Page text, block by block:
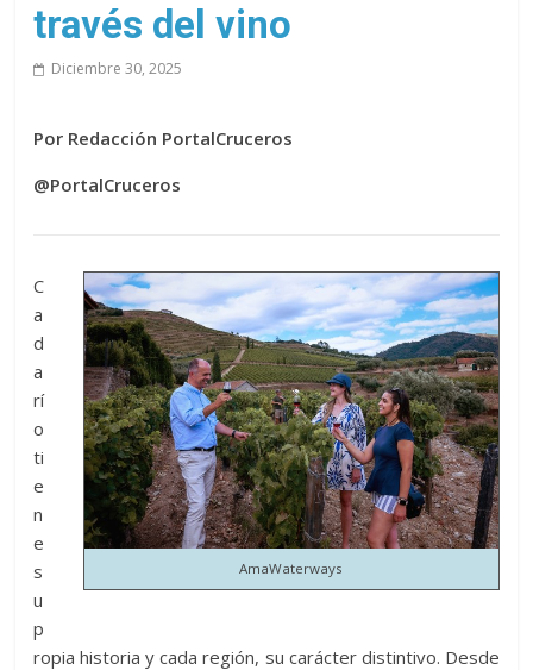
solo
través del vino
Diciembre 30, 2025
Por Redacción PortalCruceros
@PortalCruceros
AmaWaterways
C
a
d
a
rí
o
ti
e
n
e
s
u
p
ropia historia y cada región, su carácter distintivo. Desde